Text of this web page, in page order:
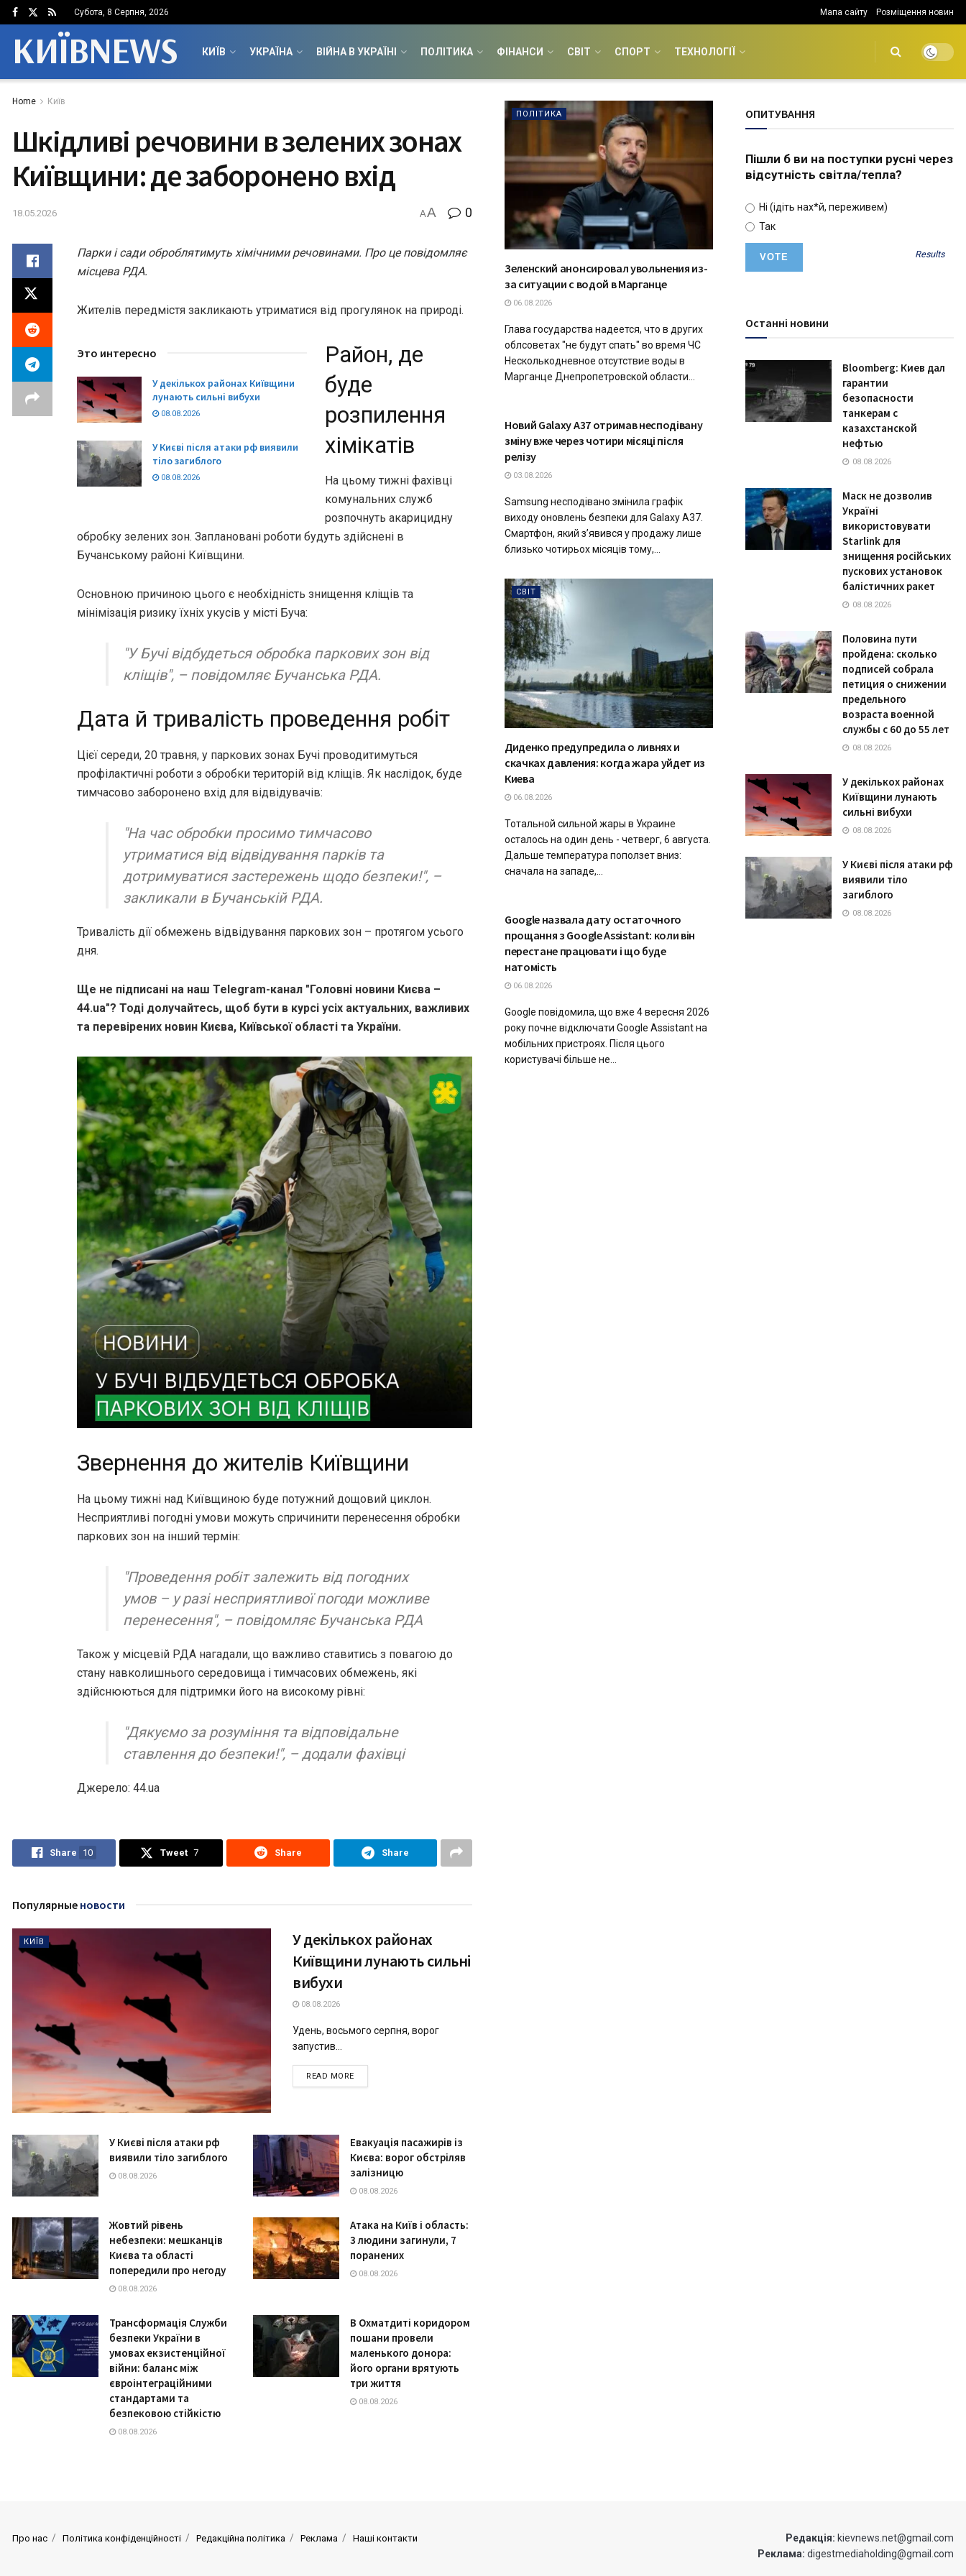
Субота, 8 Серпня, 2026 Мапа сайту Розміщення новин
КИЇВNEWS КИЇВ УКРАЇНА ВІЙНА В УКРАЇНІ ПОЛІТИКА ФІНАНСИ СВІТ СПОРТ ТЕХНОЛОГІЇ
Home Київ
Шкідливі речовини в зелених зонах
Київщини: де заборонено вхід
18.05.2026 AA 0
Парки і сади оброблятимуть хімічними речовинами. Про це повідомляє
місцева РДА.
Жителів передмістя закликають утриматися від прогулянок на природі.
Это интересно
У декількох районах Київщини
лунають сильні вибухи
08.08.2026
У Києві після атаки рф виявили
тіло загиблого
08.08.2026
Район, де
буде
розпилення
хімікатів
На цьому тижні фахівці
комунальних служб
розпочнуть акарицидну
обробку зелених зон. Заплановані роботи будуть здійснені в
Бучанському районі Київщини.
Основною причиною цього є необхідність знищення кліщів та
мінімізація ризику їхніх укусів у місті Буча:
"У Бучі відбудеться обробка паркових зон від
кліщів", – повідомляє Бучанська РДА.
Дата й тривалість проведення робіт
Цієї середи, 20 травня, у паркових зонах Бучі проводитимуться
профілактичні роботи з обробки територій від кліщів. Як наслідок, буде
тимчасово заборонено вхід для відвідувачів:
"На час обробки просимо тимчасово
утриматися від відвідування парків та
дотримуватися застережень щодо безпеки!", –
закликали в Бучанській РДА.
Тривалість дії обмежень відвідування паркових зон – протягом усього
дня.
Ще не підписані на наш Telegram-канал "Головні новини Києва –
44.ua"? Тоді долучайтесь, щоб бути в курсі усіх актуальних, важливих
та перевірених новин Києва, Київської області та України.
Звернення до жителів Київщини
На цьому тижні над Київщиною буде потужний дощовий циклон.
Несприятливі погодні умови можуть спричинити перенесення обробки
паркових зон на інший термін:
"Проведення робіт залежить від погодних
умов – у разі несприятливої погоди можливе
перенесення", – повідомляє Бучанська РДА
Також у місцевій РДА нагадали, що важливо ставитись з повагою до
стану навколишнього середовища і тимчасових обмежень, які
здійснюються для підтримки його на високому рівні:
"Дякуємо за розуміння та відповідальне
ставлення до безпеки!", – додали фахівці
Джерело: 44.ua
Share 10 Tweet 7 Share Share
Популярные новости
КИЇВ
У декількох районах
Київщини лунають сильні
вибухи
08.08.2026
Удень, восьмого серпня, ворог
запустив...
READ MOREDETAILS
У Києві після атаки рф
виявили тіло загиблого
08.08.2026
Евакуація пасажирів із
Києва: ворог обстріляв
залізницю
08.08.2026
Жовтий рівень
небезпеки: мешканців
Києва та області
попередили про негоду
08.08.2026
Атака на Київ і область:
3 людини загинули, 7
поранених
08.08.2026
Трансформація Служби
безпеки України в
умовах екзистенційної
війни: баланс між
євроінтеграційними
стандартами та
безпековою стійкістю
08.08.2026
В Охматдиті коридором
пошани провели
маленького донора:
його органи врятують
три життя
08.08.2026
ПОЛІТИКА
Зеленский анонсировал увольнения из-
за ситуации с водой в Марганце
06.08.2026
Глава государства надеется, что в других
облсоветах "не будут спать" во время ЧС
Несколькодневное отсутствие воды в
Марганце Днепропетровской области...
ТЕХНОЛОГІЇ
Новий Galaxy A37 отримав несподівану
зміну вже через чотири місяці після
релізу
03.08.2026
Samsung несподівано змінила графік
виходу оновлень безпеки для Galaxy A37.
Смартфон, який з’явився у продажу лише
близько чотирьох місяців тому,...
СВІТ
Диденко предупредила о ливнях и
скачках давления: когда жара уйдет из
Киева
06.08.2026
Тотальной сильной жары в Украине
осталось на один день - четверг, 6 августа.
Дальше температура поползет вниз:
сначала на западе,...
ТЕХНОЛОГІЇ
Google назвала дату остаточного
прощання з Google Assistant: коли він
перестане працювати і що буде
натомість
06.08.2026
Google повідомила, що вже 4 вересня 2026
року почне відключати Google Assistant на
мобільних пристроях. Після цього
користувачі більше не...
ОПИТУВАННЯ
Пішли б ви на поступки русні через
відсутність світла/тепла?
Ні (ідіть нах*й, переживем)
Так
Results
Останні новини
Bloomberg: Киев дал
гарантии
безопасности
танкерам с
казахстанской
нефтью
08.08.2026
Маск не дозволив
Україні
використовувати
Starlink для
знищення російських
пускових установок
балістичних ракет
08.08.2026
Половина пути
пройдена: сколько
подписей собрала
петиция о снижении
предельного
возраста военной
службы с 60 до 55 лет
08.08.2026
У декількох районах
Київщини лунають
сильні вибухи
08.08.2026
У Києві після атаки рф
виявили тіло
загиблого
08.08.2026
Про нас Політика конфіденційності Редакційна політика Реклама Наші контакти Редакція: kievnews.net@gmail.com
Реклама: digestmediaholding@gmail.com